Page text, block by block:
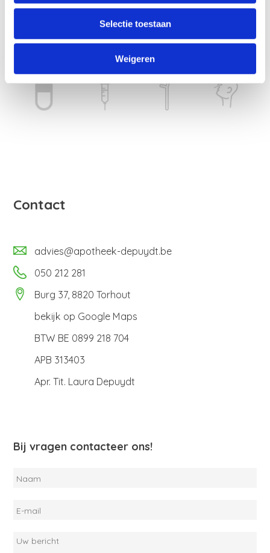
Selectie toestaan
Weigeren
Contact
advies@apotheek-depuydt.be
050 212 281
Burg 37, 8820 Torhout
bekijk op Google Maps
BTW BE 0899 218 704
APB 313403
Apr. Tit. Laura Depuydt
Bij vragen contacteer ons!
mail
Uw
bericht